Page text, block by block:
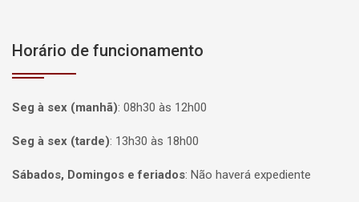
Horário de funcionamento
Seg à sex (manhã): 08h30 às 12h00
Seg à sex (tarde): 13h30 às 18h00
Sábados, Domingos e feriados: Não haverá expediente